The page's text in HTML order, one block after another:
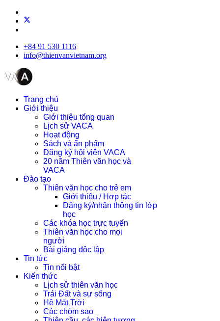
+84 91 530 1116
info@thienvanvietnam.org
Trang chủ
Giới thiệu
Giới thiệu tổng quan
Lịch sử VACA
Hoạt động
Sách và ấn phẩm
Đăng ký hội viên VACA
20 năm Thiên văn học và
VACA
Đào tạo
Thiên văn học cho trẻ em
Giới thiệu / Hợp tác
Đăng ký/nhận thông tin lớp
học
Các khóa học trực tuyến
Thiên văn học cho mọi
người
Bài giảng độc lập
Tin tức
Tin nổi bật
Kiến thức
Lịch sử thiên văn học
Trái Đất và sự sống
Hệ Mặt Trời
Các chòm sao